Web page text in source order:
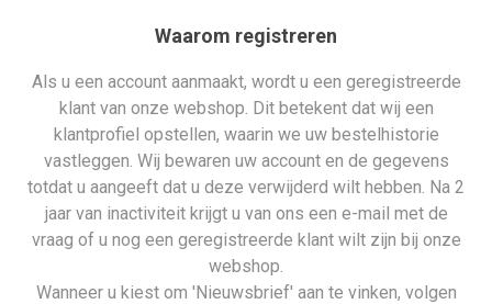
Waarom registreren
Als u een account aanmaakt, wordt u een geregistreerde
klant van onze webshop. Dit betekent dat wij een
klantprofiel opstellen, waarin we uw bestelhistorie
vastleggen. Wij bewaren uw account en de gegevens
totdat u aangeeft dat u deze verwijderd wilt hebben. Na 2
jaar van inactiviteit krijgt u van ons een e-mail met de
vraag of u nog een geregistreerde klant wilt zijn bij onze
webshop.
Wanneer u kiest om 'Nieuwsbrief' aan te vinken, volgen